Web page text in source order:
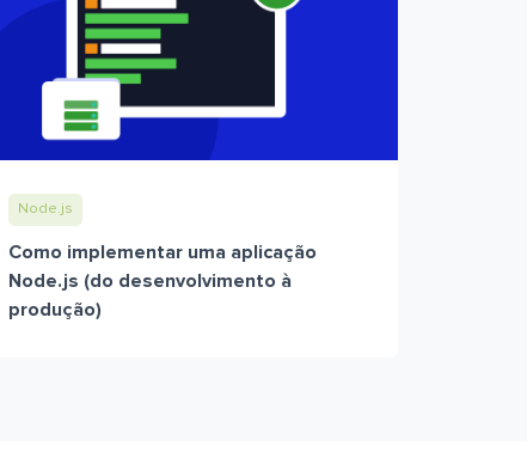
Node.js
Como implementar uma aplicação
Node.js (do desenvolvimento à
produção)